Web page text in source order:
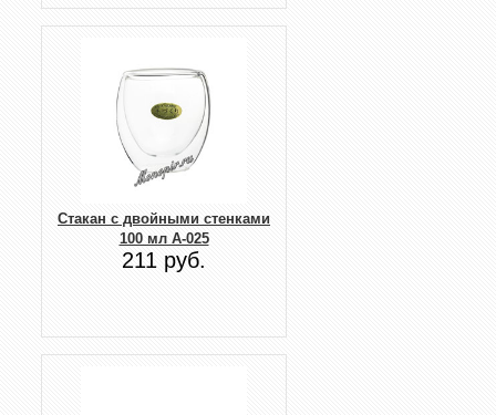
Стакан с двойными стенками
100 мл А-025
211 руб.